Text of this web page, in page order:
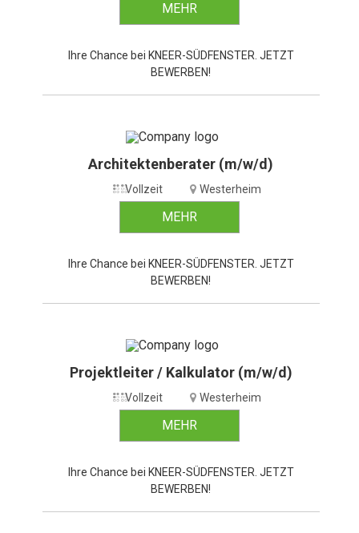
MEHR
Ihre Chance bei KNEER-SÜDFENSTER. JETZT
BEWERBEN!
Architektenberater (m/w/d)
Vollzeit Westerheim
MEHR
Ihre Chance bei KNEER-SÜDFENSTER. JETZT
BEWERBEN!
Projektleiter / Kalkulator (m/w/d)
Vollzeit Westerheim
MEHR
Ihre Chance bei KNEER-SÜDFENSTER. JETZT
BEWERBEN!